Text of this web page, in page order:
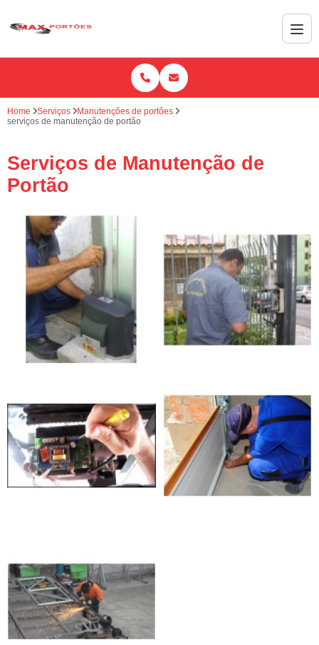
Home Serviços
Manutenções de portões
serviços de manutenção de portão
Serviços de Manutenção de
Portão